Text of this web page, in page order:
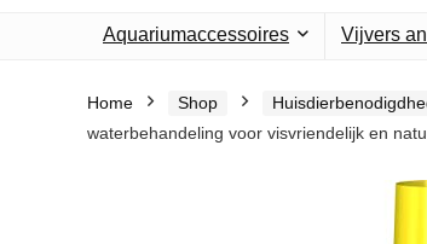
Aquariumaccessoires Vijvers
Home Shop
waterbehandeling voor visvriendelijk en